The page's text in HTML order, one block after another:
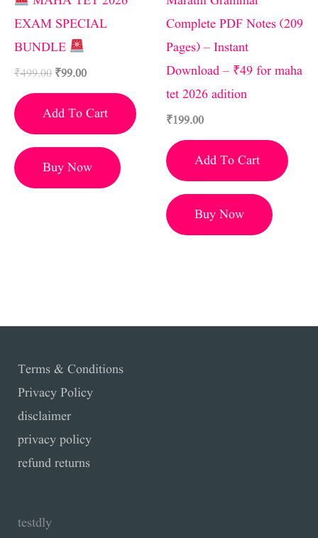
EXAM SPECIAL
BUNDLE
₹499.00 ₹99.00
Add To Cart
Buy Now
Complete PDF Notes (209
Pages) – Instant
Download – ₹49 for maha
tet 2026 adition
₹199.00
Add To Cart
Buy Now
Terms & Conditions
Privacy Policy
disclaimer
privacy policy
refund returns
testdly